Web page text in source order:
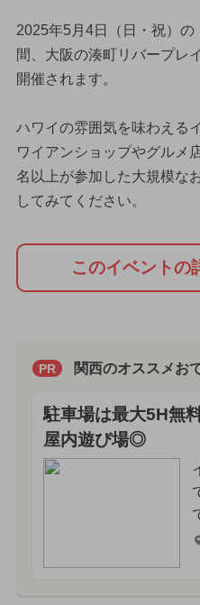
2025年5月4日（日・祝）の
間、大阪の湊町リバープレ
開催されます。
ハワイの雰囲気を味わえる
ワイアンショップやグルメ
名以上が参加した大規模な
してみてください。
このイベントの
PR 関西のオススメお
駐車場は最大5H無
屋内遊び場◎